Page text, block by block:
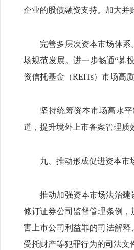
企业的股债融资支持。加大并
完善多层次资本市场体
场规范发展。进一步畅通“募
资信托基金（REITs）市场高
坚持统筹资本市场高水
道，提升境外上市备案管理质
九、推动形成促进资本市
推动加强资本市场法治
修订证券公司监督管理条例
害上市公司利益罪的司法解
受托财产等犯罪行为的司法文